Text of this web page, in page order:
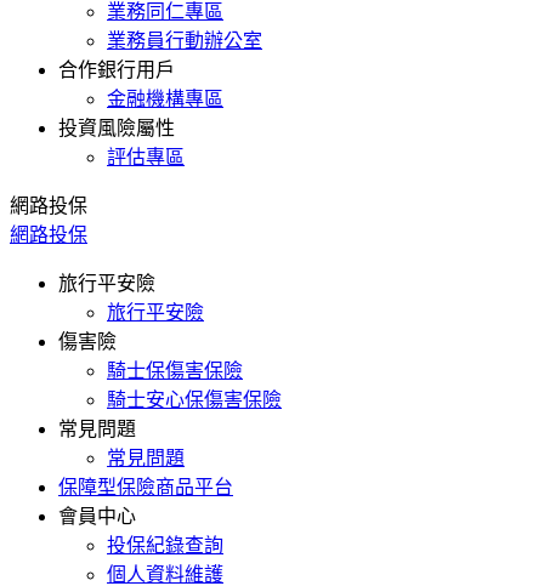
業務同仁專區
業務員行動辦公室
合作銀行用戶
金融機構專區
投資風險屬性
評估專區
網路投保
網路投保
旅行平安險
旅行平安險
傷害險
騎士保傷害保險
騎士安心保傷害保險
常見問題
常見問題
保障型保險商品平台
會員中心
投保紀錄查詢
個人資料維護